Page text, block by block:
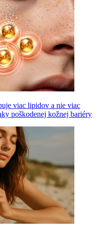
viac lipidov a nie viac
poškodenej kožnej bariéry